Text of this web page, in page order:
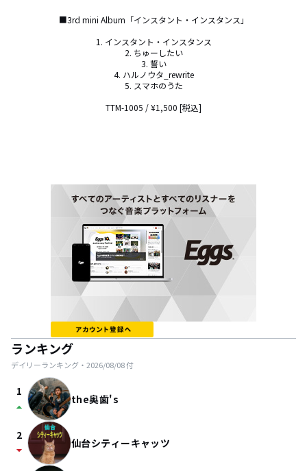
■3rd mini Album「インスタント・インスタンス」
1. インスタント・インスタンス
2. ちゅーしたい
3. 誓い
4. ハルノウタ_rewrite
5. スマホのうた
TTM-1005 / ¥1,500 [税込]
ランキング
デイリーランキング・ 2026/08/08付
1
arrow_drop_up the奥歯's
2
arrow_drop_down 仙台シティーキャッツ